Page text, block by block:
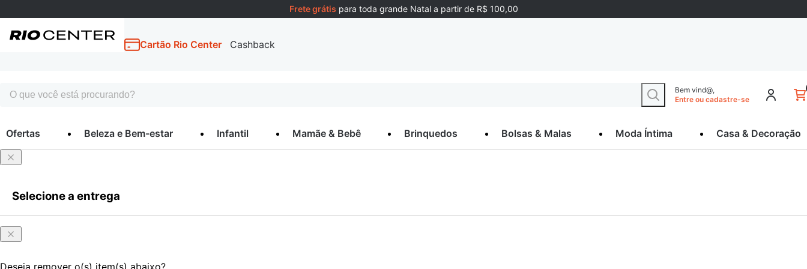
Frete grátis para toda grande Natal a partir de R$ 100,00
Cartão Rio Center Cashback
Bem vind@,
Entre ou cadastre-se
Ofertas Beleza e Bem-estar Infantil Mamãe & Bebê Brinquedos Bolsas & Malas Moda Íntima Casa & Decoração
Entrar
Selecione a entrega